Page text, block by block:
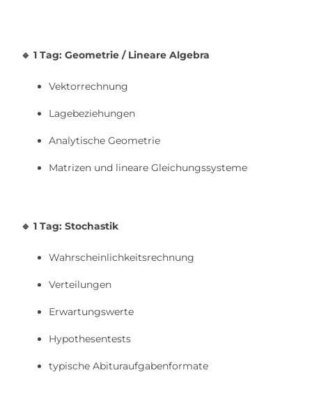
🔹 1 Tag: Geometrie / Lineare Algebra
Vektorrechnung
Lagebeziehungen
Analytische Geometrie
Matrizen und lineare Gleichungssysteme
🔹 1 Tag: Stochastik
Wahrscheinlichkeitsrechnung
Verteilungen
Erwartungswerte
Hypothesentests
typische Abituraufgabenformate